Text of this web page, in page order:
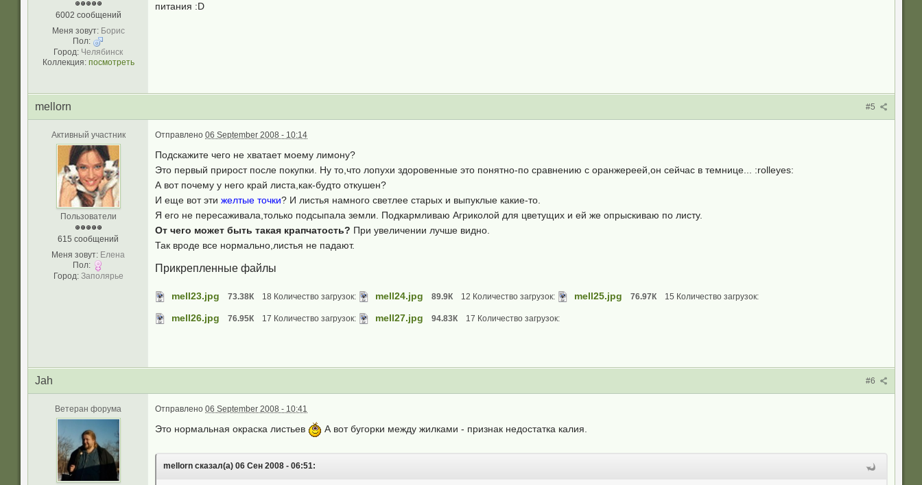
6002 сообщений
Меня зовут: Борис
Пол:
Город: Челябинск
Коллекция: посмотреть
питания :D
#5
mellorn
Активный участник
Пользователи
615 сообщений
Меня зовут: Елена
Пол:
Город: Заполярье
Отправлено 06 September 2008 - 10:14
Подскажите чего не хватает моему лимону?
Это первый прирост после покупки. Ну то,что лопухи здоровенные это понятно-по сравнению с оранжереей,он сейчас в темнице... :rolleyes:
А вот почему у него край листа,как-будто откушен?
И еще вот эти желтые точки? И листья намного светлее старых и выпуклые какие-то.
Я его не пересаживала,только подсыпала земли. Подкармливаю Агриколой для цветущих и ей же опрыскиваю по листу.
От чего может быть такая крапчатость? При увеличении лучше видно.
Так вроде все нормально,листья не падают.
Прикрепленные файлы
mell23.jpg 73.38К 18 Количество загрузок: mell24.jpg 89.9К 12 Количество загрузок: mell25.jpg 76.97К 15 Количество загрузок:
mell26.jpg 76.95К 17 Количество загрузок: mell27.jpg 94.83К 17 Количество загрузок:
#6
Jah
Ветеран форума Отправлено 06 September 2008 - 10:41
Это нормальная окраска листьев А вот бугорки между жилками - признак недостатка калия.
mellorn сказал(а) 06 Сен 2008 - 06:51: